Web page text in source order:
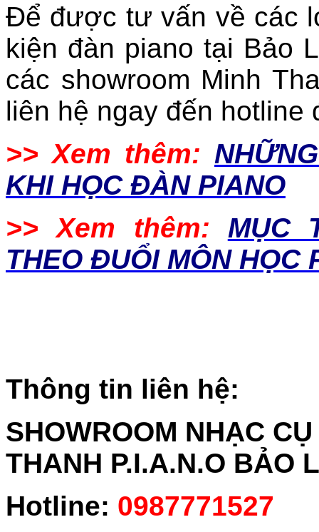
Để được tư vấn về các
kiện đàn piano tại Bảo
các showroom Minh
liên hệ ngay đến
>> Xem thêm:
KHI HỌC ĐÀN PIANO
>> Xem thêm:
MỤC
THEO ĐUỔI MÔN HỌC
Thông tin liên hệ:
SHOWROOM NHẠC
THANH P.I.A.N.O BẢO
Hotline: 0987771527